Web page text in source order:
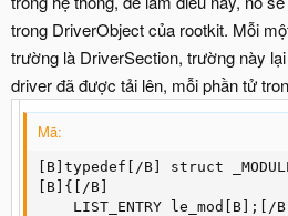
trong DriverObject của rootkit. Mỗi
trường là DriverSection, trường này
driver đã được tải lên, mỗi phần tử
Mã:
[B]typedef[/B] struct
[B]{[/B]
LIST_ENTRY